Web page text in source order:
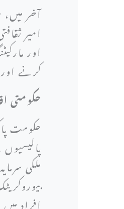
آخر
امیر
اور
کرنے اور
حکومتی
حکومت
ملکی
افراد